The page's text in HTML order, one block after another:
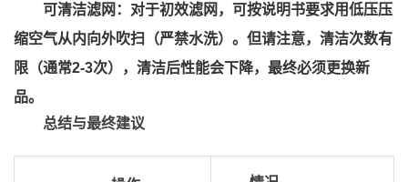
可清洁滤网：对于初效滤网，可按说明书要求用低压压
缩空气从内向外吹扫（严禁水洗）。但请注意，清洁次数有
限（通常2-3次），清洁后性能会下降，最终必须更换新
品。
总结与最终建议